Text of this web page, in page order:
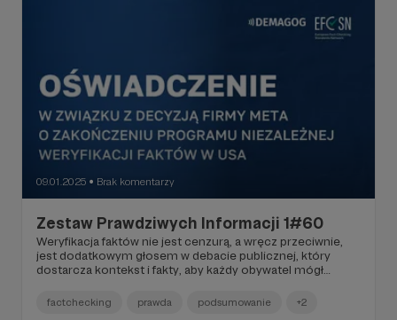
09.01.2025 ● Brak komentarzy
Zestaw Prawdziwych Informacji 1#60
Weryfikacja faktów nie jest cenzurą, a wręcz przeciwnie,
jest dodatkowym głosem w debacie publicznej, który
dostarcza kontekst i fakty, aby każdy obywatel mógł
wielokrotnie udowodniło swoją skuteczność w zwalczaniu
dezinformacji.
factchecking prawda podsumowanie +2